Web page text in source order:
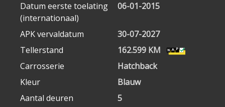
Datum eerste toelating
(internationaal)
06-01-2015
APK vervaldatum
30-07-2027
Tellerstand
162.599 KM
Carrosserie
Hatchback
Kleur
Blauw
Aantal deuren
5